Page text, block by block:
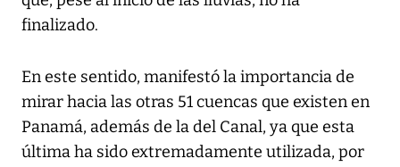
finalizado.
En este sentido, manifestó la importancia de
mirar hacia las otras 51 cuencas que existen en
Panamá, además de la del Canal, ya que esta
última ha sido extremadamente utilizada, por